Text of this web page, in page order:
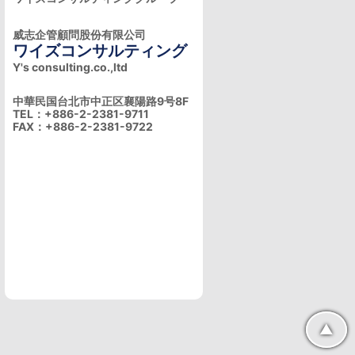
威志企管顧問股份有限公司
ワイズコンサルティング
Y's consulting.co.,ltd
中華民国台北市中正区襄陽路9号8F
TEL：+886-2-2381-9711
FAX：+886-2-2381-9722
▲